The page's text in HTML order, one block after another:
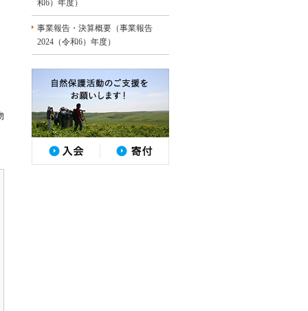
和6）年度）
事業報告・決算概要（事業報告
2024（令和6）年度）